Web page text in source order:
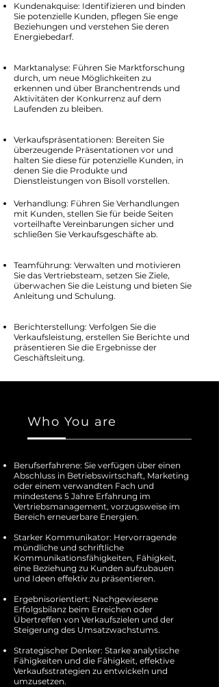
Kundenakquise: Identifizieren und binden
Sie potenzielle Kunden, pflegen Sie enge
Beziehungen und verstehen Sie deren
Energiebedarf.
Marktanalyse: Führen Sie Marktforschung
durch, um neue Möglichkeiten zu
erkennen und über Branchentrends und
Aktivitäten der Konkurrenz auf dem
Laufenden zu bleiben.
Verkaufspräsentationen: Bereiten Sie
überzeugende Präsentationen vor und
halten Sie diese für potenzielle Kunden, in
denen Sie die Produkte und
Dienstleistungen von Bisoll vorstellen.
Verhandlung: Führen Sie Verhandlungen
mit Kunden, stellen Sie für beide Seiten
vorteilhafte Vereinbarungen sicher und
schließen Sie Verkaufsgeschäfte ab.
Teamführung: Verwalten und motivieren
Sie das Vertriebsteam, setzen Sie Ziele,
überwachen Sie die Leistung und bieten Sie
Anleitung und Schulung.
Berichterstellung: Verfolgen Sie die
Verkaufsleistung, erstellen Sie Berichte und
präsentieren Sie die Ergebnisse der
Geschäftsleitung.
Who You are
Berufserfahrene: Sie verfügen über einen
Abschluss in Betriebswirtschaft, Marketing
oder einem verwandten Fach und
mindestens 5 Jahre Erfahrung im
Vertriebsmanagement, vorzugsweise im
Bereich erneuerbare Energien.
Starker Kommunikator: Hervorragende
mündliche und schriftliche
Kommunikationsfähigkeiten, Fähigkeit,
eine Beziehung zu Kunden aufzubauen
und Ideen effektiv zu präsentieren.
Ergebnisorientiert: Nachgewiesene
Erfolgsbilanz beim Erreichen oder
Übertreffen von Verkaufszielen und der
Steigerung des Umsatzwachstums.
Strategischer Denker: Starke analytische
Fähigkeiten und die Fähigkeit, effektive
Verkaufsstrategien zu entwickeln und
umzusetzen.